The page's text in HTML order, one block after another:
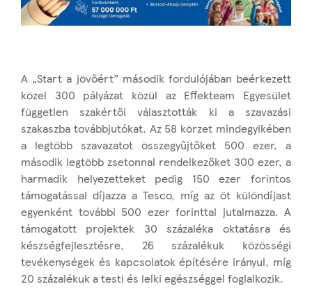
A „Start a jövőért” második fordulójában beérkezett
közel 300 pályázat közül az Effekteam Egyesület
független szakértői választották ki a szavazási
szakaszba továbbjutókat. Az 58 körzet mindegyikében
a legtöbb szavazatot összegyűjtőket 500 ezer, a
második legtöbb zsetonnal rendelkezőket 300 ezer, a
harmadik helyezetteket pedig 150 ezer forintos
támogatással díjazza a Tesco, míg az öt különdíjast
egyenként további 500 ezer forinttal jutalmazza. A
támogatott projektek 30 százaléka oktatásra és
készségfejlesztésre, 26 százalékuk közösségi
tevékenységek és kapcsolatok építésére irányul, míg
20 százalékuk a testi és lelki egészséggel foglalkozik.